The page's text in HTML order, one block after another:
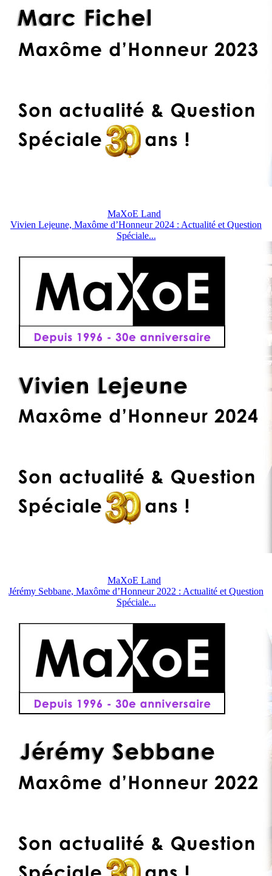
MaXoE Land
Vivien Lejeune, Maxôme d’Honneur 2024 : Actualité et Question
Spéciale...
MaXoE Land
Jérémy Sebbane, Maxôme d’Honneur 2022 : Actualité et Question
Spéciale...